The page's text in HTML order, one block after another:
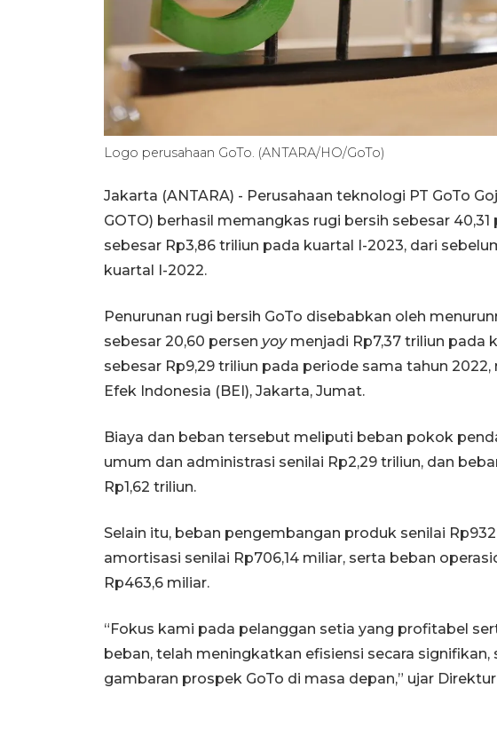
Logo perusahaan GoTo. (ANTARA/HO/GoTo)
Jakarta (ANTARA) - Perusahaan teknologi PT GoTo
GOTO) berhasil memangkas rugi bersih sebesar 40,31
sebesar Rp3,86 triliun pada kuartal I-2023, dari
kuartal I-2022.
Penurunan rugi bersih GoTo disebabkan oleh
sebesar 20,60 persen yoymenjadi Rp7,37 triliun pada
sebesar Rp9,29 triliun pada periode sama tahun
Efek Indonesia (BEI), Jakarta, Jumat.
Biaya dan beban tersebut meliputi beban pokok
umum dan administrasi senilai Rp2,29 triliun, dan
Rp1,62 triliun.
Selain itu, beban pengembangan produk senilai
amortisasi senilai Rp706,14 miliar, serta beban
Rp463,6 miliar.
“Fokus kami pada pelanggan setia yang profitabel
beban, telah meningkatkan efisiensi secara
gambaran prospek GoTo di masa depan,” ujar